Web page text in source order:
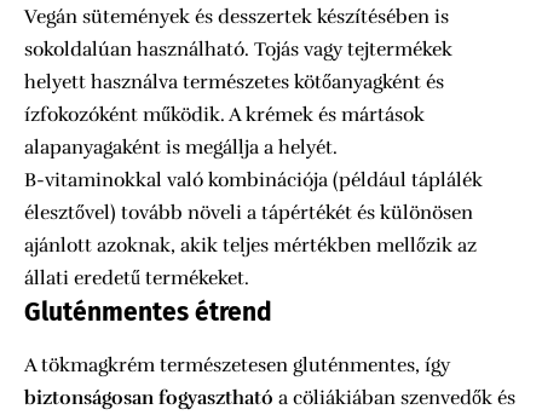
Vegán sütemények és desszertek készítésében is
sokoldalúan használható. Tojás vagy tejtermékek
helyett használva természetes kötőanyagként és
ízfokozóként működik. A krémek és mártások
alapanyagaként is megállja a helyét.
B-vitaminokkal való kombinációja (például táplálék
élesztővel) tovább növeli a tápértékét és különösen
ajánlott azoknak, akik teljes mértékben mellőzik az
állati eredetű termékeket.
Gluténmentes étrend
A tökmagkrém természetesen gluténmentes, így
biztonságosan fogyasztható a cöliákiában szenvedők és